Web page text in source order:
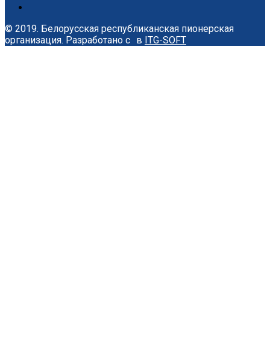
© 2019. Белорусская республиканская пионерская
организация. Разработано с в ITG-SOFT